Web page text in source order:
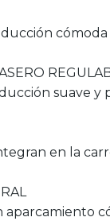
suave y
en la